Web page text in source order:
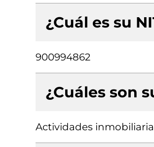
¿Cuál es su
900994862
¿Cuáles son
Actividades